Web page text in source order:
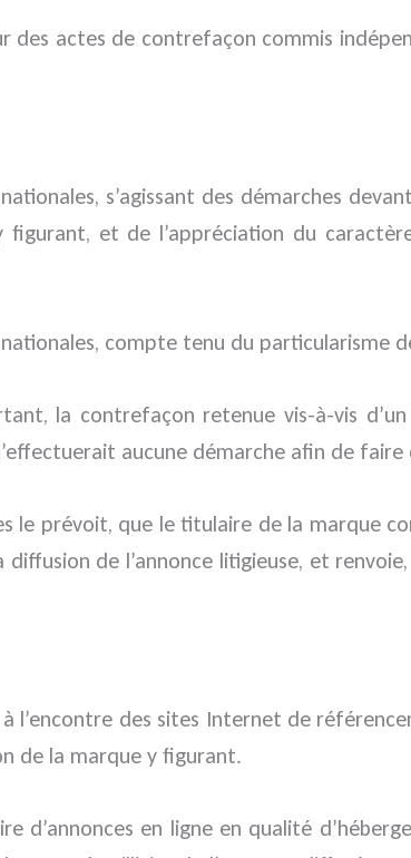
des actes de contrefaçon commis
s’agissant des démarches
et de l’appréciation du
compte tenu du particularisme
la contrefaçon retenue vis-à-vis
aucune démarche afin de faire
le prévoit, que le titulaire de la marque
de l’annonce litigieuse, et
l’encontre des sites Internet de
de la marque y figurant.
en ligne en qualité